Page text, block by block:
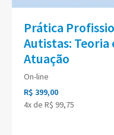
Prática
Autistas: Teoria
Atuação
On-line
R$ 399,00
4x de R$ 99,75